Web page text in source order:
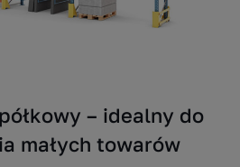
– idealny do
małych towarów